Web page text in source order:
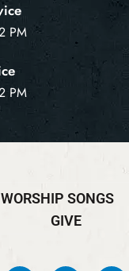
PM
PM
WORSHIP SONGS
GIVE